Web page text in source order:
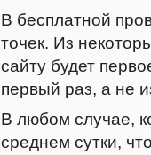
В бесплатной
точек. Из
сайту будет
первый раз, а не
В любом случае,
среднем сутки,